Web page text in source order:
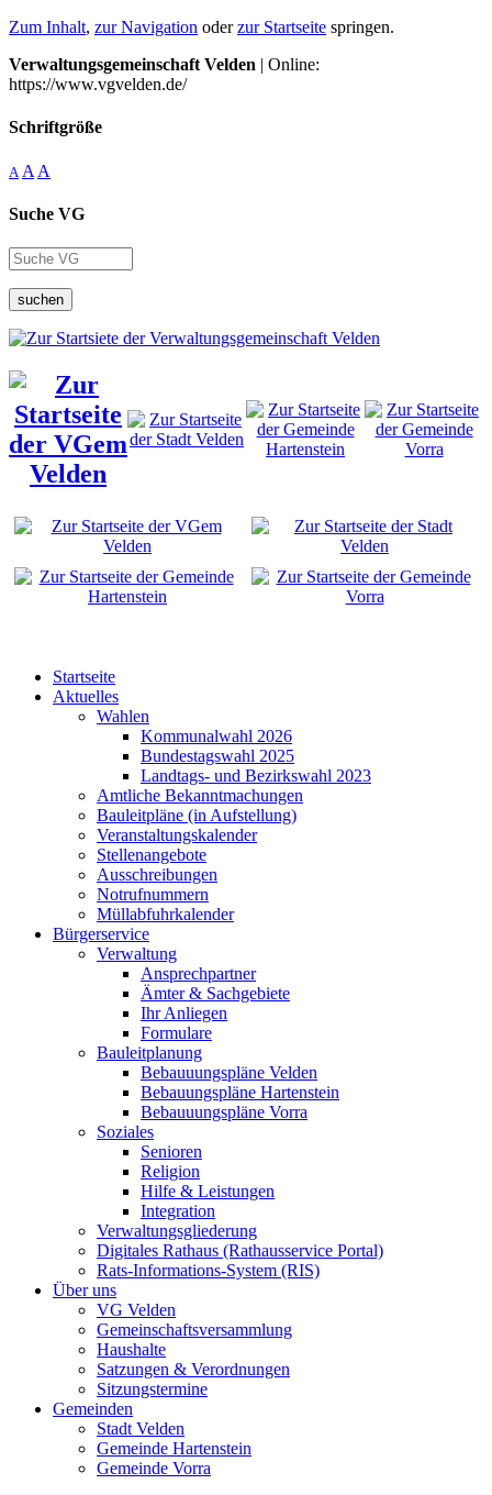
Zum Inhalt, zur Navigation oderzur Startseite springen.
Verwaltungsgemeinschaft Velden | Online:
https://www.vgvelden.de/
Schriftgröße
A A A
Suche VG
suchen
Startseite
Aktuelles
Wahlen
Kommunalwahl 2026
Bundestagswahl 2025
Landtags- und Bezirkswahl 2023
Amtliche Bekanntmachungen
Bauleitpläne (in Aufstellung)
Veranstaltungskalender
Stellenangebote
Ausschreibungen
Notrufnummern
Müllabfuhrkalender
Bürgerservice
Verwaltung
Ansprechpartner
Ämter & Sachgebiete
Ihr Anliegen
Formulare
Bauleitplanung
Bebauuungspläne Velden
Bebauungspläne Hartenstein
Bebauuungspläne Vorra
Soziales
Senioren
Religion
Hilfe & Leistungen
Integration
Verwaltungsgliederung
Digitales Rathaus (Rathausservice Portal)
Rats-Informations-System (RIS)
Über uns
VG Velden
Gemeinschaftsversammlung
Haushalte
Satzungen & Verordnungen
Sitzungstermine
Gemeinden
Stadt Velden
Gemeinde Hartenstein
Gemeinde Vorra